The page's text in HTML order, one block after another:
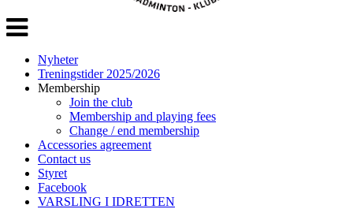
Veksle
navigasjon
Nyheter
Treningstider 2025/2026
Membership
Join the club
Membership and playing fees
Change / end membership
Accessories agreement
Contact us
Styret
Facebook
VARSLING I IDRETTEN